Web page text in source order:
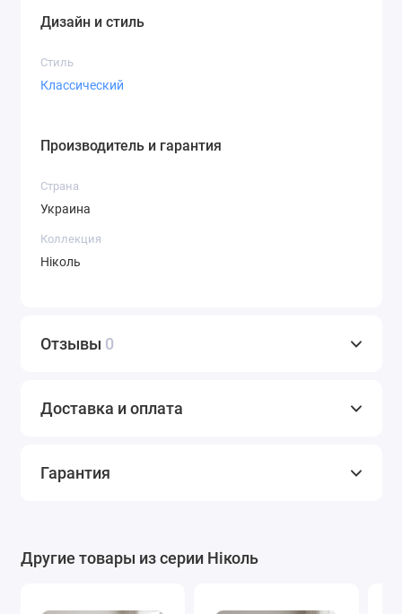
Дизайн и стиль
Стиль
Классический
Производитель и гарантия
Страна
Украина
Коллекция
Ніколь
Отзывы 0
Доставка и оплата
Гарантия
Другие товары из серии Ніколь